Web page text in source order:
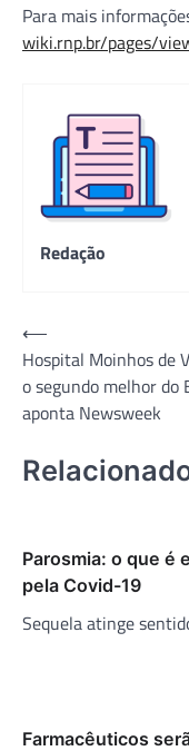
Para mais
wiki.rnp.br/pages/
Redação
Navegação
de
Post
⟵
Hospital Moinhos de
o segundo melhor do
aponta Newsweek
Parosmia: o que é
pela Covid-19
Sequela atinge
Farmacêuticos